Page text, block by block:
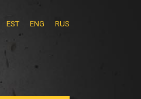
EST ENG RUS